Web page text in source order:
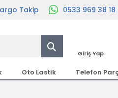
Takip 0533 969 38 18
Giriş Yap
Oto Lastik Telefon